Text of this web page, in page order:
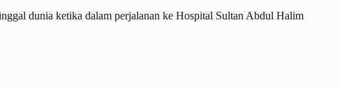
dunia ketika dalam perjalanan ke Hospital Sultan Abdul Halim